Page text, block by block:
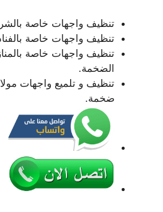
تنظيف واجهات خاصة
تنظيف واجهات خاصة
تنظيف واجهات خاصة
الضخمة.
تنظيف و تلميع واجهات
ضخمة.